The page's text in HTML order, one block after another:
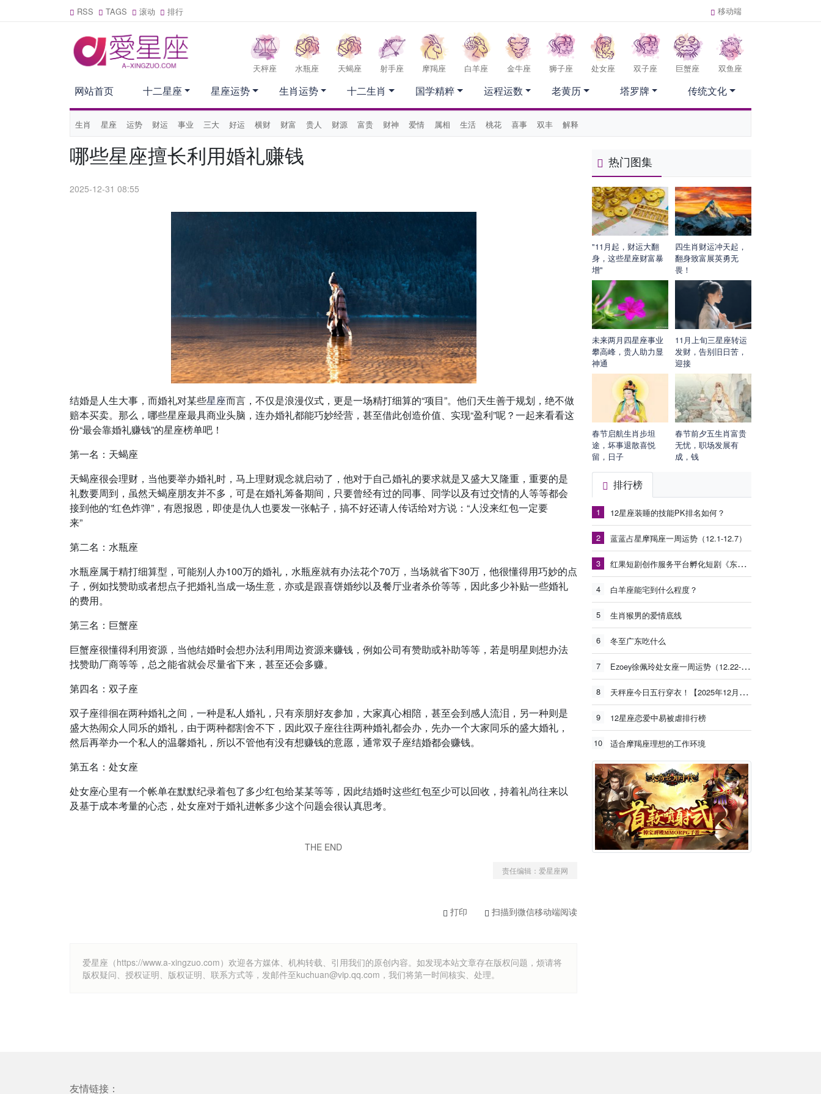
RSS TAGS 滚动 排行 移动端
天枰座 水瓶座 天蝎座 射手座 摩羯座 白羊座 金牛座 狮子座 处女座 双子座 巨蟹座 双鱼座
网站首页
生肖 星座 运势 财运 事业 三大 好运 横财 财富 贵人 财源 富贵 财神 爱情 属相 生活 桃花 喜事 双丰 解释
十二星座 星座运势 生肖运势 十二生肖 国学精粹 运程运数 老黄历 塔罗牌 传统文化
哪些星座擅长利用婚礼赚钱
2025-12-31 08:55
结婚是人生大事，而婚礼对某些星座而言，不仅是浪漫仪式，更是一场精打细算的“项目”。他们天生善于规划，绝不做
赔本买卖。那么，哪些星座最具商业头脑，连办婚礼都能巧妙经营，甚至借此创造价值、实现“盈利”呢？一起来看看这
份“最会靠婚礼赚钱”的星座榜单吧！
第一名：天蝎座
天蝎座很会理财，当他要举办婚礼时，马上理财观念就启动了，他对于自己婚礼的要求就是又盛大又隆重，重要的是
礼数要周到，虽然天蝎座朋友并不多，可是在婚礼筹备期间，只要曾经有过的同事、同学以及有过交情的人等等都会
接到他的“红色炸弹”，有恩报恩，即使是仇人也要发一张帖子，搞不好还请人传话给对方说：“人没来红包一定要
来”
第二名：水瓶座
水瓶座属于精打细算型，可能别人办100万的婚礼，水瓶座就有办法花个70万，当场就省下30万，他很懂得用巧妙的点
子，例如找赞助或者想点子把婚礼当成一场生意，亦或是跟喜饼婚纱以及餐厅业者杀价等等，因此多少补贴一些婚礼
的费用。
第三名：巨蟹座
巨蟹座很懂得利用资源，当他结婚时会想办法利用周边资源来赚钱，例如公司有赞助或补助等等，若是明星则想办法
找赞助厂商等等，总之能省就会尽量省下来，甚至还会多赚。
第四名：双子座
双子座徘徊在两种婚礼之间，一种是私人婚礼，只有亲朋好友参加，大家真心相陪，甚至会到感人流泪，另一种则是
盛大热闹众人同乐的婚礼，由于两种都割舍不下，因此双子座往往两种婚礼都会办，先办一个大家同乐的盛大婚礼，
然后再举办一个私人的温馨婚礼，所以不管他有没有想赚钱的意愿，通常双子座结婚都会赚钱。
第五名：处女座
处女座心里有一个帐单在默默纪录着包了多少红包给某某等等，因此结婚时这些红包至少可以回收，持着礼尚往来以
及基于成本考量的心态，处女座对于婚礼进帐多少这个问题会很认真思考。
THE END
责任编辑：爱星座网
打印 扫描到微信移动端阅读
爱星座（https://www.a-xingzuo.com）欢迎各方媒体、机构转载、引用我们的原创内容。如发现本站文章存在版权问题，烦请将
版权疑问、授权证明、版权证明、联系方式等，发邮件至kuchuan@vip.qq.com，我们将第一时间核实、处理。
热门图集
"11月起，财运大翻
身，这些星座财富暴
增"
四生肖财运冲天起，
翻身致富展英勇无
畏！
未来两月四星座事业
攀高峰，贵人助力显
神通
11月上旬三星座转运
发财，告别旧日苦，
迎接
春节启航生肖步坦
途，坏事退散喜悦
留，日子
春节前夕五生肖富贵
无忧，职场发展有
成，钱
排行榜
1 12星座装睡的技能PK排名如何？
2 蓝蓝占星摩羯座一周运势（12.1-12.7）
3 红果短剧创作服务平台孵化短剧《东北年代之我的大腰子》观看量破15亿
4 白羊座能宅到什么程度？
5 生肖猴男的爱情底线
6 冬至广东吃什么
7 Ezoey徐佩玲处女座一周运势（12.22-12.28）
8 天秤座今日五行穿衣！【2025年12月26日】
9 12星座恋爱中易被虐排行榜
10 适合摩羯座理想的工作环境
友情链接：